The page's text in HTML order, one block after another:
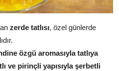
zerde tatlısı, özel günlerde
özgü aromasıyla tatlıya
ve pirinçli yapısıyla şerbetli